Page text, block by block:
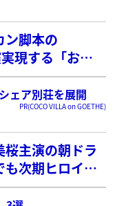
ン脚本の
現する「お笑
ェア別荘を展開
PR(COCO VILLA on GOETHE)
主演の朝ドラ
次期ヒロイン